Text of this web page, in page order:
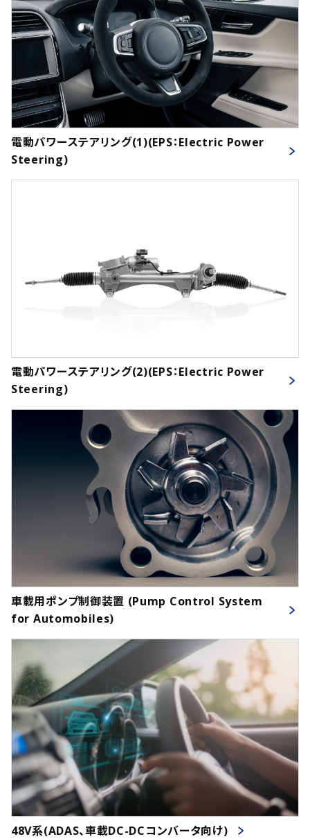
電動パワーステアリング(1)(EPS：Electric Power
Steering)
電動パワーステアリング(2)(EPS：Electric Power
Steering)
車載用ポンプ制御装置 (Pump Control System
for Automobiles)
48V系(ADAS、車載DC-DCコンバータ向け)